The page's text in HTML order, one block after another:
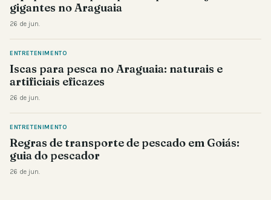
gigantes no Araguaia
26 de jun.
ENTRETENIMENTO
Iscas para pesca no Araguaia: naturais e
artificiais eficazes
26 de jun.
ENTRETENIMENTO
Regras de transporte de pescado em Goiás:
guia do pescador
26 de jun.